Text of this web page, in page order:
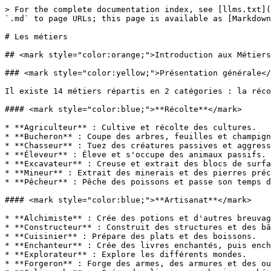
> For the complete documentation index, see [llms.txt](https://wiki.craftonelife.fr/llms.txt). Markdown versions of documentation pages are available by appending `.md` to page URLs; this page is available as [Markdown](https://wiki.craftonelife.fr/en-jeu/les-metiers.md).

# Les métiers

## <mark style="color:orange;">Introduction aux Métiers</mark>

### <mark style="color:yellow;">Présentation générale</mark>

Il existe 14 métiers répartis en 2 catégories : la récolte et l'artisanat. Voici la division&#x20;

#### <mark style="color:blue;">**Récolte**</mark>

* **Agriculteur** : Cultive et récolte des cultures.
* **Bucheron** : Coupe des arbres, feuilles et champignons.
* **Chasseur** : Tuez des créatures passives et aggressives :warning:.
* **Éleveur** : Éleve et s'occupe des animaux passifs.
* **Excavateur** : Creuse et extrait des blocs de surface (terre, gravier, terracotta).
* **Mineur** : Extrait des minerais et des pierres précieuses.
* **Pêcheur** : Pêche des poissons et passe son temps dans les profondeurs de l'océan .

#### <mark style="color:blue;">**Artisanat**</mark>

* **Alchimiste** : Crée des potions et d'autres breuvages magiques.
* **Constructeur** : Construit des structures et des bâtiments.
* **Cuisinier** : Prépare des plats et des boissons.
* **Enchanteur** : Crée des livres enchantés, puis enchant des armes, des armures et des outils.
* **Explorateur** : Explore les différents mondes.
* **Forgeron** : Forge des armes, des armures et des outils.
* **Caligraphe** :  Créer des livres, parchemins, schémas, contrats et autres utiles aux autres métiers.

### <mark style="color:yellow;">Les commandes de base</mark>

<mark style="color:blue;">Commandes de base</mark>: `/jobs` ou `/job` ou `/métier` ou `/métiers`\
&#x20;*Description: Vous permet d'ouvrir le menu principal des métiers.*

Commande : `/job browse`\
*Description: Affiche la liste des méties disponibles.*

Commande : `/job info <NomDuMétier>`\
*Description: Affiche les détails d'un métier (Source d'expérience, Compétences, Recettes)*\
*Permet aussi de <mark style="color:green;">rejoindre</mark>/<mark style="color:red;">quittez</mark> un métier.*

Commande : `/job join <NomDuMétier>`\
*Description: Permet de <mark style="color:green;">rejoindre</mark> un métier.*

Commande : `/job leave <NomDuMétier>`\
*Description: Permet de <mark style="color:red;">quittez</mark> un métier.*

Commande : `/job stats`\
*Description: Affiche votre progression pour chacun de vos métiers.*

Commande : `/job recipes <NomDuMétier>`\
*Description: Affiche la liste des recettes pour le métier demandé.*

## <mark style="color:orange;">Progression et Niveaux</mark>

### <mark style="color:yellow;">Explication des Niveaux</mark>

Chaque métier possède un total de 200 niveaux. En progressant dans ces niveaux, vous gagner l'accès  à des compétences spécifiques à votre métier et améliorer les statistiques de celles-ci.&#x20;

Si votre métier possède une compétence d'artisanat, vous débloquerez des recettes en progressant de niveau.

### <mark style="color:yellow;">Gagner de l'Expérience et de l'Argent (XP et Argent)</mark>

Pour monter de niveau dans votre métier, vous devez accumuler de l'expérience (XP). Chaque action liée à votre métier vous rapporte de l'XP et de l'argent. Par exemple,